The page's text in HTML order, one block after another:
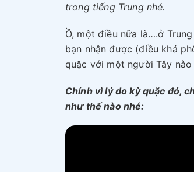
trong tiếng Trung nhé.
Ồ, một điều nữa là….ở
bạn nhận được (điều khá
quặc với một người Tây nào
Chính vì lý do kỳ quặc đó,
như thế nào nhé: